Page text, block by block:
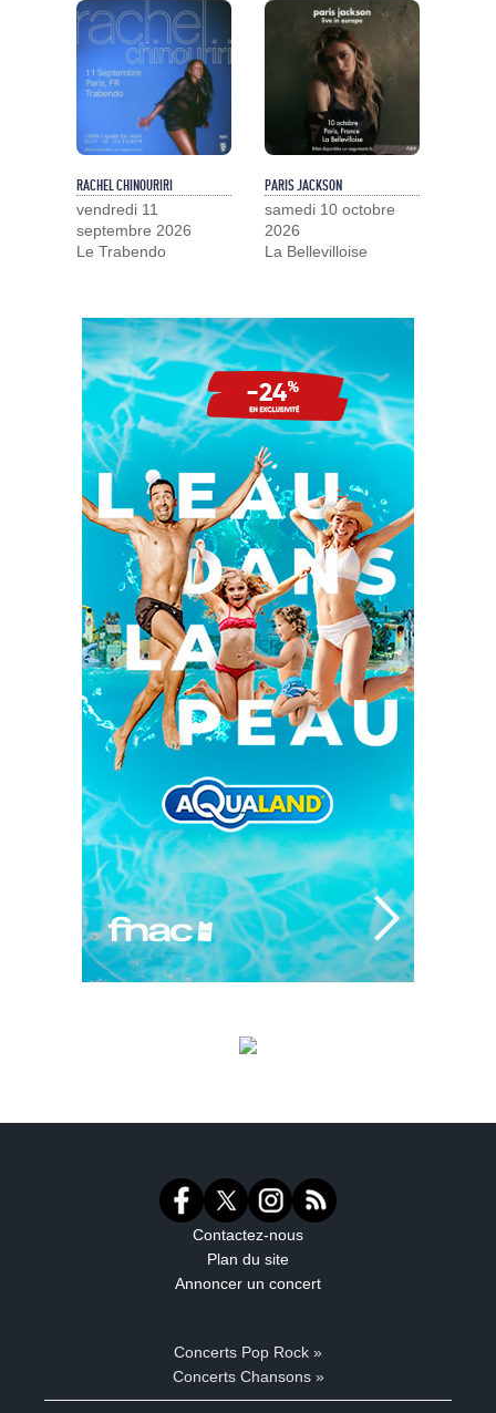
RACHEL CHINOURIRI
vendredi 11
septembre 2026
Le Trabendo
PARIS JACKSON
samedi 10 octobre
2026
La Bellevilloise
Contactez-nous
Plan du site
Annoncer un concert
Concerts Pop Rock »
Concerts Chansons »